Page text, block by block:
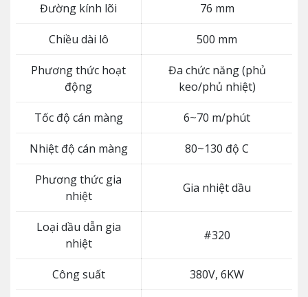
Đường kính lõi 76 mm
Chiều dài lô 500 mm
Phương thức hoạt
động
Đa chức năng (phủ
keo/phủ nhiệt)
Tốc độ cán màng 6~70 m/phút
Nhiệt độ cán màng 80~130 độ C
Phương thức gia
nhiệt
Gia nhiệt dầu
Loại dầu dẫn gia
nhiệt
#320
Công suất 380V, 6KW